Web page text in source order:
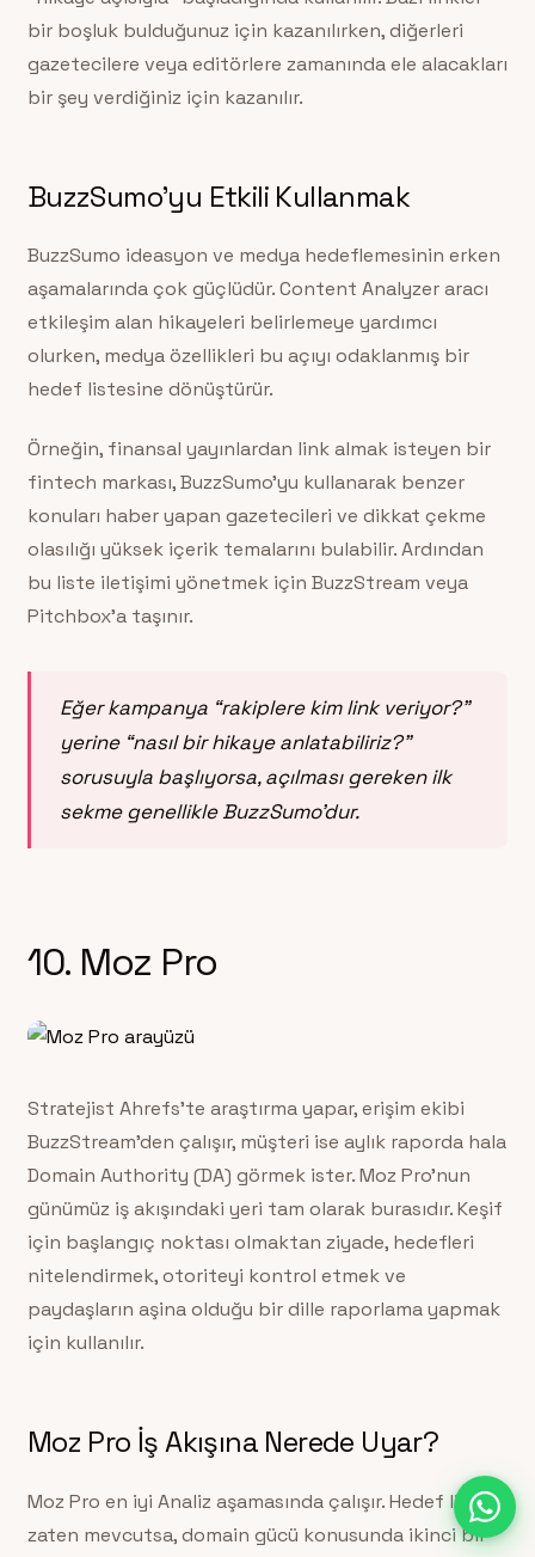
bir boşluk bulduğunuz için kazanılırken, diğerleri
gazetecilere veya editörlere zamanında ele alacakları
bir şey verdiğiniz için kazanılır.
BuzzSumo’yu Etkili Kullanmak
BuzzSumo ideasyon ve medya hedeflemesinin erken
aşamalarında çok güçlüdür. Content Analyzer aracı
etkileşim alan hikayeleri belirlemeye yardımcı
olurken, medya özellikleri bu açıyı odaklanmış bir
hedef listesine dönüştürür.
Örneğin, finansal yayınlardan link almak isteyen bir
fintech markası, BuzzSumo’yu kullanarak benzer
konuları haber yapan gazetecileri ve dikkat çekme
olasılığı yüksek içerik temalarını bulabilir. Ardından
bu liste iletişimi yönetmek için BuzzStream veya
Pitchbox’a taşınır.
Eğer kampanya “rakiplere kim link veriyor?”
yerine “nasıl bir hikaye anlatabiliriz?”
sorusuyla başlıyorsa, açılması gereken ilk
sekme genellikle BuzzSumo’dur.
10. Moz Pro
Stratejist Ahrefs’te araştırma yapar, erişim ekibi
BuzzStream’den çalışır, müşteri ise aylık raporda hala
Domain Authority (DA) görmek ister. Moz Pro’nun
günümüz iş akışındaki yeri tam olarak burasıdır. Keşif
için başlangıç noktası olmaktan ziyade, hedefleri
nitelendirmek, otoriteyi kontrol etmek ve
paydaşların aşina olduğu bir dille raporlama yapmak
için kullanılır.
Moz Pro İş Akışına Nerede Uyar?
Moz Pro en iyi Analiz aşamasında çalışır. Hedef listesi
zaten mevcutsa, domain gücü konusunda ikinci bir